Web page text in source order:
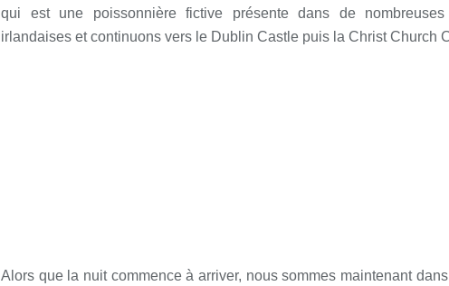
qui est une poissonnière fictive présente dans de nombreuses
irlandaises et continuons vers le Dublin Castle puis la Christ Church
Alors que la nuit commence à arriver, nous sommes maintenant